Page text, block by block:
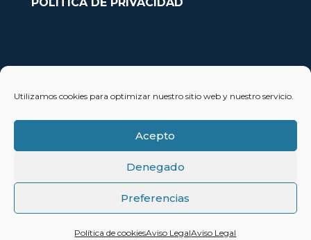
Utilizamos cookies para optimizar nuestro sitio web y nuestro servicio.
Acepto
Denegado
Preferencias
Política de cookiesAviso LegalAviso Legal
Avda. País Valencià nº54, Oficina 23, Alcoy (Alicante)
© 2023 SoloBarcos®